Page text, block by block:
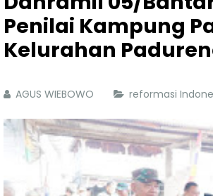
Penilai Kampung
Kelurahan
AGUS WIEBOWO reformasi